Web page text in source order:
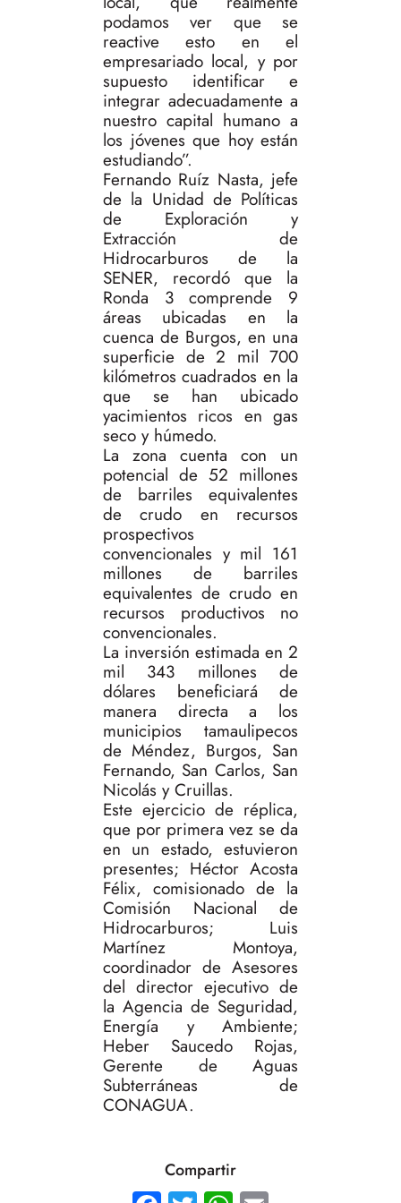
podamos ver que se
reactive esto en el
empresariado local, y por
supuesto identificar e
integrar adecuadamente a
nuestro capital humano a
los jóvenes que hoy están
estudiando”.
Fernando Ruíz Nasta, jefe
de la Unidad de Políticas
de Exploración y
Extracción de
Hidrocarburos de la
SENER, recordó que la
Ronda 3 comprende 9
áreas ubicadas en la
cuenca de Burgos, en una
superficie de 2 mil 700
kilómetros cuadrados en la
que se han ubicado
yacimientos ricos en gas
seco y húmedo.
La zona cuenta con un
potencial de 52 millones
de barriles equivalentes
de crudo en recursos
prospectivos
convencionales y mil 161
millones de barriles
equivalentes de crudo en
recursos productivos no
convencionales.
La inversión estimada en 2
mil 343 millones de
dólares beneficiará de
manera directa a los
municipios tamaulipecos
de Méndez, Burgos, San
Fernando, San Carlos, San
Nicolás y Cruillas.
Este ejercicio de réplica,
que por primera vez se da
en un estado, estuvieron
presentes; Héctor Acosta
Félix, comisionado de la
Comisión Nacional de
Hidrocarburos; Luis
Martínez Montoya,
coordinador de Asesores
del director ejecutivo de
la Agencia de Seguridad,
Energía y Ambiente;
Heber Saucedo Rojas,
Gerente de Aguas
Subterráneas de
CONAGUA.
Compartir